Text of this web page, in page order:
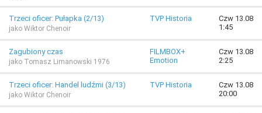
Trzeci oficer: Pułapka (2/13)
jako Wiktor Chenoir
TVP Historia
Czw 13.08
1:45
Zagubiony czas
jako Tomasz Limanowski 1976
FILMBOX+
Emotion
Czw 13.08
2:25
Trzeci oficer: Handel ludźmi (3/13)
jako Wiktor Chenoir
TVP Historia
Czw 13.08
20:00